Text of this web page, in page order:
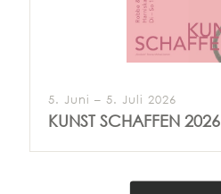
5. Juni – 5. Juli 2026
KUNST SCHAFFEN 2026